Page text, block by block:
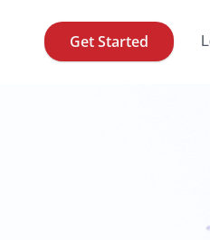
Get Started